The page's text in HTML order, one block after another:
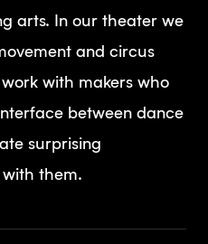
arts. In our theater we
and circus
with makers who
between dance
surprising
them.